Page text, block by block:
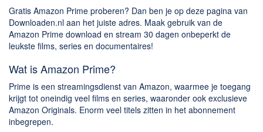
Tekst en Administratie
Overige
Algemeen
Chatten en bellen
Dating apps
Parkeer apps
Rar en Zip (Compressie - Unzip)
Gratis Amazon Prime proberen? Dan ben je op deze pagina van
Downloaden.nl aan het juiste adres. Maak gebruik van de
Amazon Prime download en stream 30 dagen onbeperkt de
leukste films, series en documentaires!
Wat is Amazon Prime?
Prime is een streamingsdienst van Amazon, waarmee je toegang
krijgt tot oneindig veel films en series, waaronder ook exclusieve
Amazon Originals. Enorm veel titels zitten in het abonnement
inbegrepen.